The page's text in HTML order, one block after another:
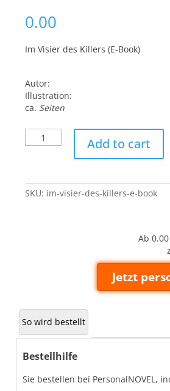
0.00
Im Visier des Killers (E-Book)
Autor:
Illustration:
ca. Seiten
Visier
(E-
Book)
Add to cart
SKU: im-visier-des-killers-e-book
Ab 0.00
Jetzt
So wird bestellt
Bestellhilfe
Sie bestellen bei PersonalNOVEL,